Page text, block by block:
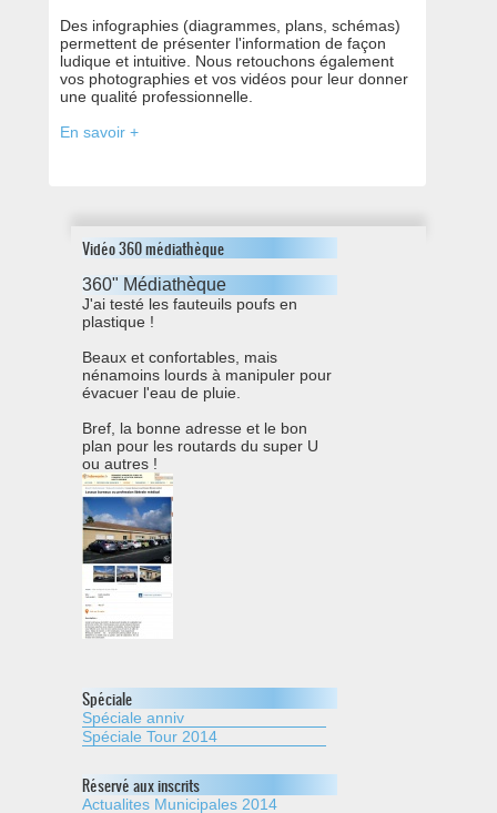
Des infographies (diagrammes, plans, schémas)
permettent de présenter l'information de façon
ludique et intuitive. Nous retouchons également
vos photographies et vos vidéos pour leur donner
une qualité professionnelle.
En savoir +
Vidéo 360 médiathèque
360" Médiathèque
J'ai testé les fauteuils poufs en
plastique !
Beaux et confortables, mais
nénamoins lourds à manipuler pour
évacuer l'eau de pluie.
Bref, la bonne adresse et le bon
plan pour les routards du super U
ou autres !
Spéciale
Spéciale anniv
Spéciale Tour 2014
Réservé aux inscrits
Actualites Municipales 2014